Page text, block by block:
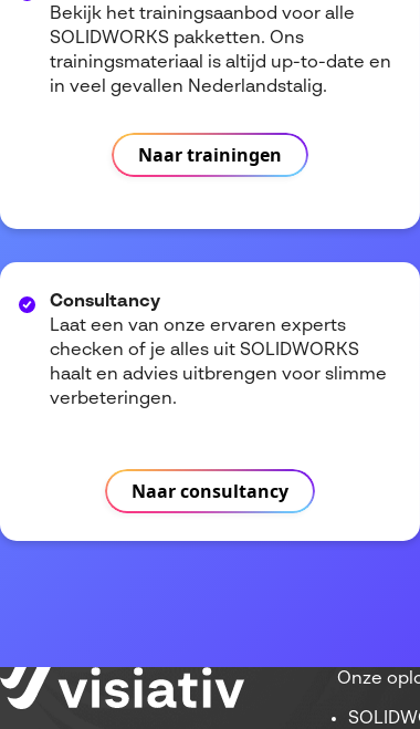
Bekijk het trainingsaanbod voor alle
SOLIDWORKS pakketten. Ons
trainingsmateriaal is altijd up-to-date en
in veel gevallen Nederlandstalig.
Naar trainingen
Consultancy
Laat een van onze ervaren experts
checken of je alles uit SOLIDWORKS
haalt en advies uitbrengen voor slimme
verbeteringen.
Naar consultancy
Onze